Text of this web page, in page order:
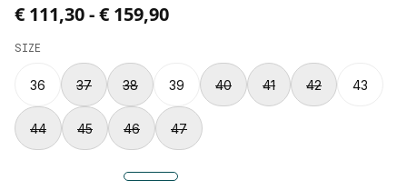
Price from € 111,30 to € 159,90.
€ 111,30-€ 159,90
SIZE
36 37 38 39 40 41 42 43
44 45 46 47